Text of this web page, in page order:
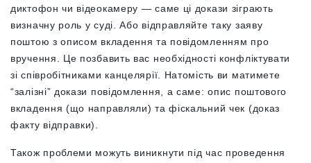
диктофон чи відеокамеру — саме ці докази зіграють
визначну роль у суді. Або відправляйте таку заяву
поштою з описом вкладення та повідомленням про
вручення. Це позбавить вас необхідності конфліктувати
зі співробітниками канцелярії. Натомість ви матимете
“залізні” докази повідомлення, а саме: опис поштового
вкладення (що направляли) та фіскальний чек (доказ
факту відправки).
Також проблеми можуть виникнути під час проведення